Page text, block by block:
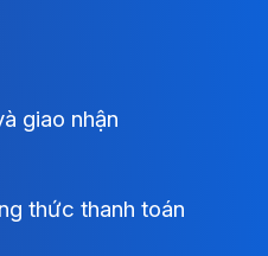
giao nhận
thức thanh toán